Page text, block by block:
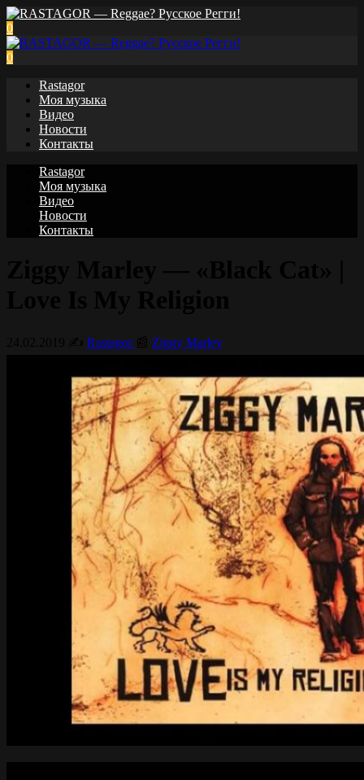
0
0
Rastagor
Моя музыка
Видео
Новости
Контакты
Rastagor
Моя музыка
Видео
Новости
Контакты
Rastagor Ziggy Marley